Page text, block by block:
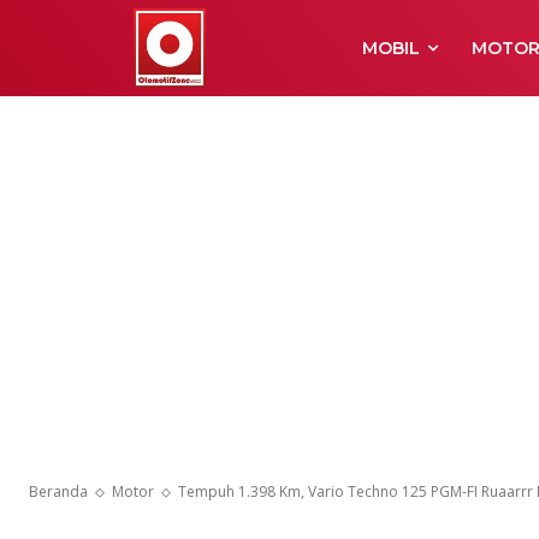
MOBIL MOTOR
Beranda Motor Tempuh 1.398 Km, Vario Techno 125 PGM-FI Ruaarrr